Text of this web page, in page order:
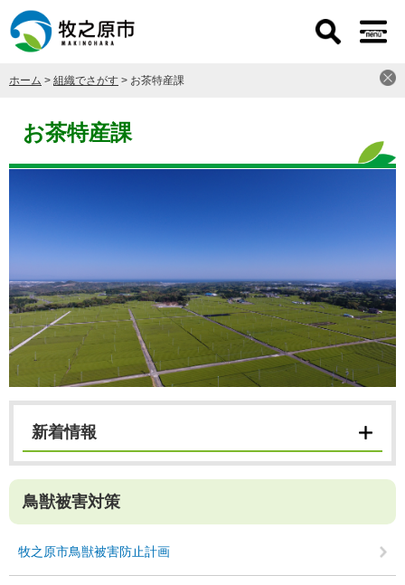
ー
先
。
ニ
を
て
ホーム > 組織でさがす > お茶特産課
お茶特産課
新着情報
鳥獣被害対策
牧之原市鳥獣被害防止計画